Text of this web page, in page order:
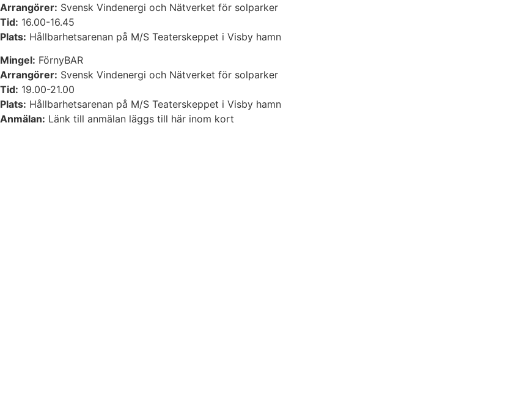
Arrangörer: Svensk Vindenergi och Nätverket för solparker
Tid: 16.00-16.45
Plats: Hållbarhetsarenan på M/S Teaterskeppet i Visby hamn
Mingel: FörnyBAR
Arrangörer: Svensk Vindenergi och Nätverket för solparker
Tid: 19.00-21.00
Plats: Hållbarhetsarenan på M/S Teaterskeppet i Visby hamn
Anmälan: Länk till anmälan läggs till här inom kort